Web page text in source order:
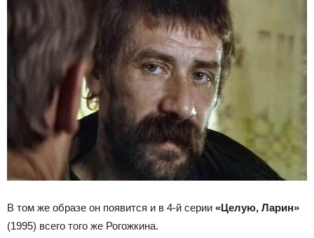
В том же образе он появится и в 4-й серии «Целую, Ларин»
(1995) всего того же Рогожкина.